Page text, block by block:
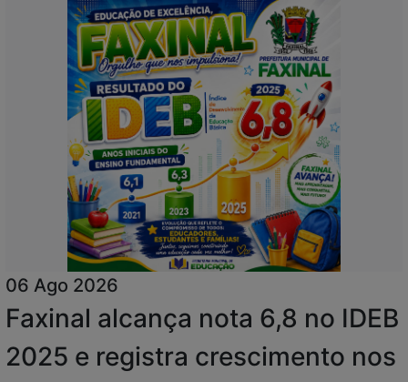
06 Ago 2026
Faxinal alcança nota 6,8 no IDEB
2025 e registra crescimento nos